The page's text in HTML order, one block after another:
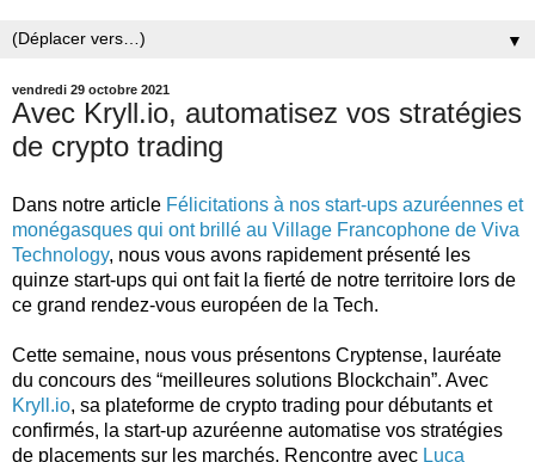
▼
vendredi 29 octobre 2021
Avec Kryll.io, automatisez vos stratégies
de crypto trading
Dans notre article Félicitations à nos start-ups azuréennes et
monégasques qui ont brillé au Village Francophone de Viva
Technology, nous vous avons rapidement présenté les
quinze start-ups qui ont fait la fierté de notre territoire lors de
ce grand rendez-vous européen de la Tech.
Cette semaine, nous vous présentons Cryptense, lauréate
Kryll.io, sa plateforme de crypto trading pour débutants et
confirmés, la start-up azuréenne automatise vos stratégies
de placements sur les marchés. Rencontre avec Luca